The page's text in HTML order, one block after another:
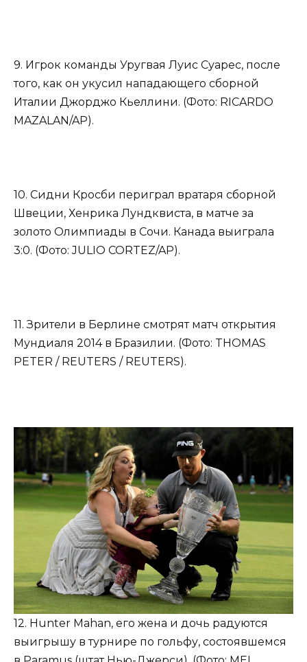
9. Игрок команды Уругвая Луис Суарес, после
того, как он укусил нападающего сборной
Италии Джорджо Кьеллини. (Фото: RICARDO
MAZALAN/AP).
10. Сидни Кросби периграл вратаря сборной
Швеции, Хенрика Лундквиста, в матче за
золото Олимпиады в Сочи. Канада выиграла
3:0. (Фото: JULIO CORTEZ/AP).
11. Зрители в Берлине смотрят матч открытия
Мундиаля 2014 в Бразилии. (Фото: THOMAS
PETER / REUTERS / REUTERS).
12. Hunter Mahan, его жена и дочь радуются
выигрышу в турнире по гольфу, состоявшемся